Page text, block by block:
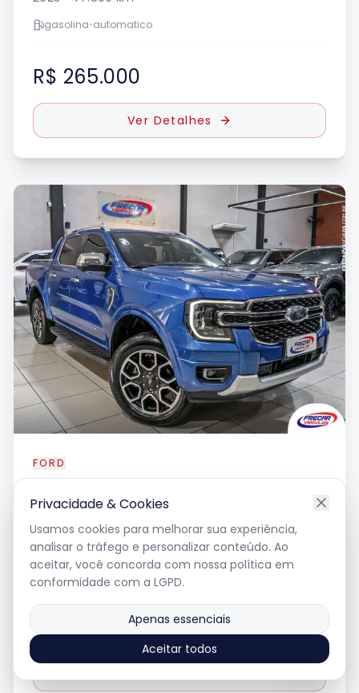
Privacidade & Cookies
Usamos cookies para melhorar sua experiência,
analisar o tráfego e personalizar conteúdo. Ao
aceitar, você concorda com nossa política em
conformidade com a LGPD.
Apenas essenciais
Aceitar todos
gasolina•automatico
R$ 265.000
Ver Detalhes
FORD
Ranger Limited + 3.0 V6
2024• 52.268km
diesel•automatico
R$ 278.000